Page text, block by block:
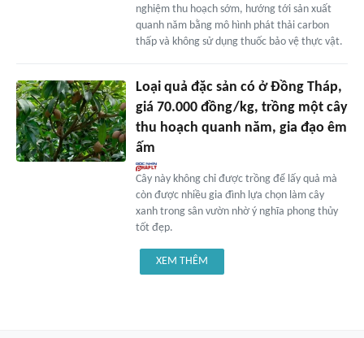
nghiệm thu hoạch sớm, hướng tới sản xuất
quanh năm bằng mô hình phát thải carbon
thấp và không sử dụng thuốc bảo vệ thực vật.
Loại quả đặc sản có ở Đồng Tháp,
giá 70.000 đồng/kg, trồng một cây
thu hoạch quanh năm, gia đạo êm
ấm
Cây này không chỉ được trồng để lấy quả mà
còn được nhiều gia đình lựa chọn làm cây
xanh trong sân vườn nhờ ý nghĩa phong thủy
tốt đẹp.
XEM THÊM